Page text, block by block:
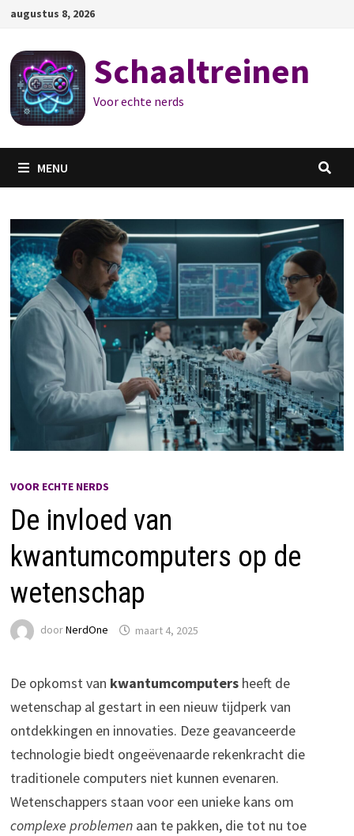
Ga
de
inhoud
augustus 8, 2026
Schaaltreinen
Voor echte nerds
MENU
VOOR ECHTE NERDS
De invloed van
kwantumcomputers op de
wetenschap
doorNerdOne maart 4, 2025
De opkomst van kwantumcomputersheeft de
wetenschap al gestart in een nieuw tijdperk van
ontdekkingen en innovaties. Deze geavanceerde
technologie biedt ongeëvenaarde rekenkracht die
traditionele computers niet kunnen evenaren.
Wetenschappers staan voor een unieke kans om
complexe problemenaan te pakken, die tot nu toe